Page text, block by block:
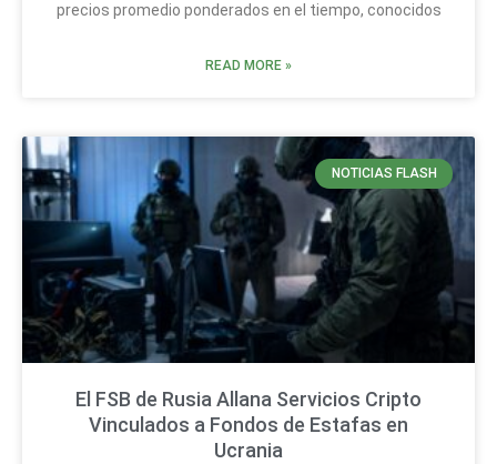
precios promedio ponderados en el tiempo, conocidos
READ MORE »
NOTICIAS FLASH
El FSB de Rusia Allana Servicios Cripto
Vinculados a Fondos de Estafas en
Ucrania